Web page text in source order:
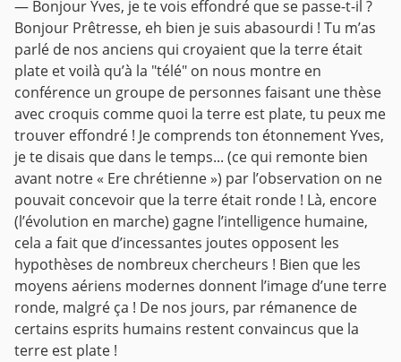
— Bonjour Yves, je te vois effondré que se passe-t-il ?
Bonjour Prêtresse, eh bien je suis abasourdi ! Tu m’as
parlé de nos anciens qui croyaient que la terre était
plate et voilà qu’à la "télé" on nous montre en
conférence un groupe de personnes faisant une thèse
avec croquis comme quoi la terre est plate, tu peux me
trouver effondré ! Je comprends ton étonnement Yves,
je te disais que dans le temps... (ce qui remonte bien
avant notre « Ere chrétienne ») par l’observation on ne
pouvait concevoir que la terre était ronde ! Là, encore
(l’évolution en marche) gagne l’intelligence humaine,
cela a fait que d’incessantes joutes opposent les
hypothèses de nombreux chercheurs ! Bien que les
moyens aériens modernes donnent l’image d’une terre
ronde, malgré ça ! De nos jours, par rémanence de
certains esprits humains restent convaincus que la
terre est plate !